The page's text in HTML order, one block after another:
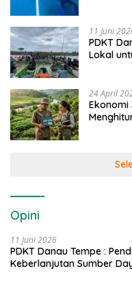
11 Juni
PDKT
Lokal
24 April
Ekonomi
Opini
11 Juni 2026
PDKT Danau Tempe :
Keberlanjutan Sumber